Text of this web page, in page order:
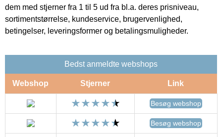
dem med stjerner fra 1 til 5 ud fra bl.a. deres prisniveau,
sortimentstørrelse, kundeservice, brugervenlighed,
betingelser, leveringsformer og betalingsmuligheder.
Bedst anmeldte webshops
Webshop Stjerner Link
Besøg webshop
Besøg webshop